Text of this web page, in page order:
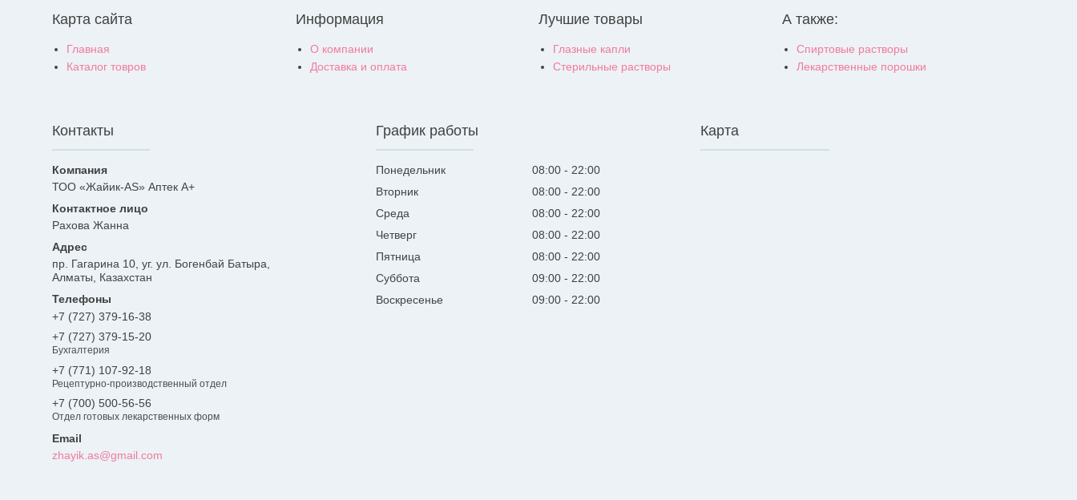
Карта сайта
Главная
Каталог товров
Информация
О компании
Доставка и оплата
Лучшие товары
Глазные капли
Стерильные растворы
А также:
Спиртовые растворы
Лекарственные порошки
Контакты
ТОО «Жайик-AS» Аптек А+
Рахова Жанна
пр. Гагарина 10, уг. ул. Богенбай Батыра,
Алматы, Казахстан
+7 (727) 379-16-38
+7 (727) 379-15-20
Бухгалтерия
+7 (771) 107-92-18
Рецептурно-производственный отдел
+7 (700) 500-56-56
Отдел готовых лекарственных форм
zhayik.as@gmail.com
График работы
Понедельник 08:00
22:00
Вторник
08:00
22:00
Среда
08:00
22:00
Четверг
08:00
22:00
Пятница
08:00
22:00
Суббота
09:00
22:00
Воскресенье
09:00 22:00
Карта